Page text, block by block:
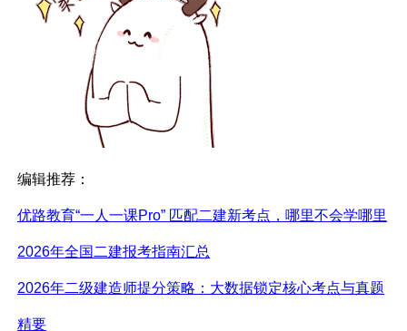
编辑推荐：
优路教育“一人一课Pro” 匹配二建新考点，哪里不会学哪里
2026年全国二建报考指南汇总
2026年二级建造师提分策略：大数据锁定核心考点与真题
精要